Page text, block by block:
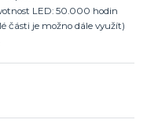
LED: 50.000 hodin
části je možno dále využít)